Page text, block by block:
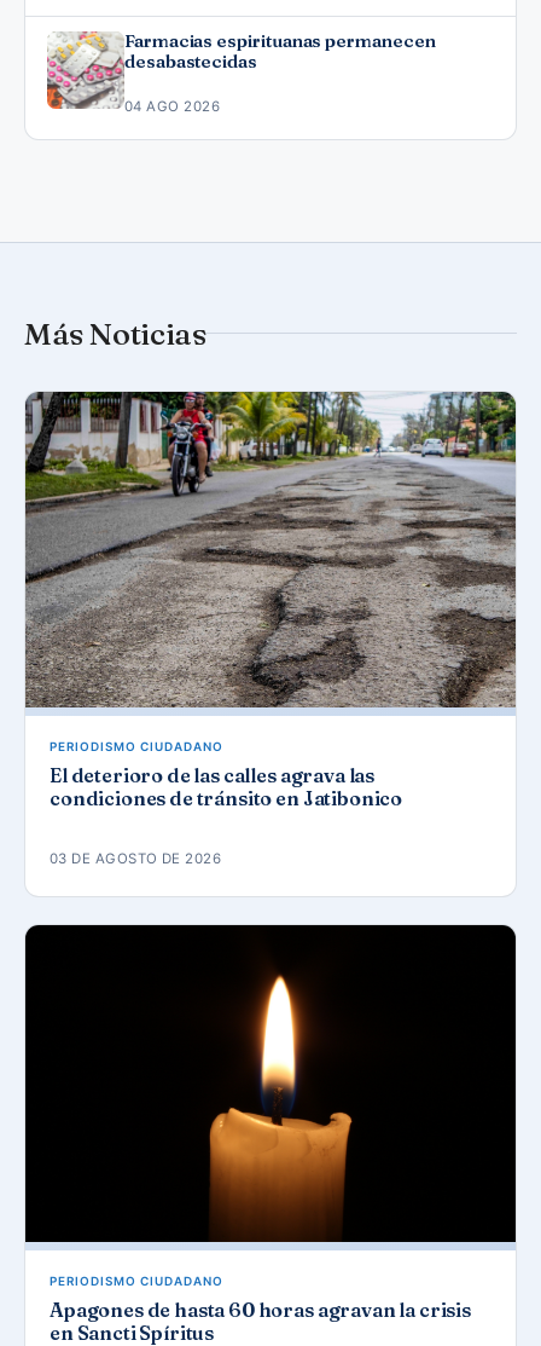
Farmacias espirituanas permanecen
desabastecidas
04 AGO 2026
Más Noticias
PERIODISMO CIUDADANO
El deterioro de las calles agrava las
condiciones de tránsito en Jatibonico
03 DE AGOSTO DE 2026
PERIODISMO CIUDADANO
Apagones de hasta 60 horas agravan la crisis
en Sancti Spíritus